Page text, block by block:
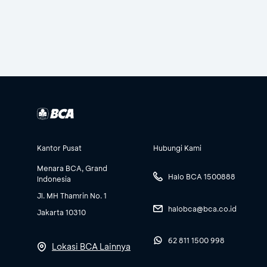
Kantor Pusat
Menara BCA, Grand
Indonesia
Jl. MH Thamrin No. 1
Jakarta 10310
Lokasi BCA Lainnya
Hubungi Kami
Halo BCA 1500888
halobca@bca.co.id
62 811 1500 998